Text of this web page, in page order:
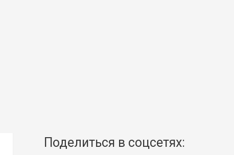
Поделиться в соцсетях: